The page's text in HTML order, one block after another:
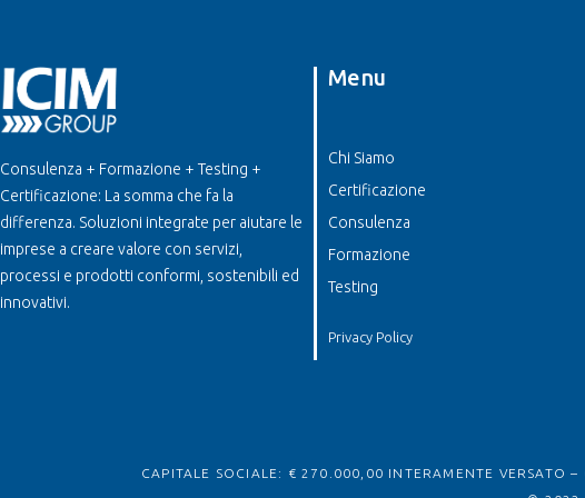
Consulenza + Formazione + Testing +
Certificazione: La somma che fa la
differenza. Soluzioni integrate per aiutare le
imprese a creare valore con servizi,
processi e prodotti conformi, sostenibili ed
innovativi.
Menu
Chi Siamo
Certificazione
Consulenza
Formazione
Testing
Privacy Policy
CAPITALE SOCIALE: € 270.000,00 INTERAMENTE VERSATO